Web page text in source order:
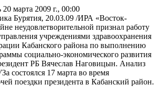
20 марта 2009 г., 00:00
Бурятия, 20.03.09 /ИРА «Восток-
неудовлетворительной признал работу
учреждениями здравоохранения
Кабанского района по выполнению
социально-экономического развития
РБ Вячеслав Наговицын. Анализ
состоялся 17 марта во время
поездки президента в Кабанский район.